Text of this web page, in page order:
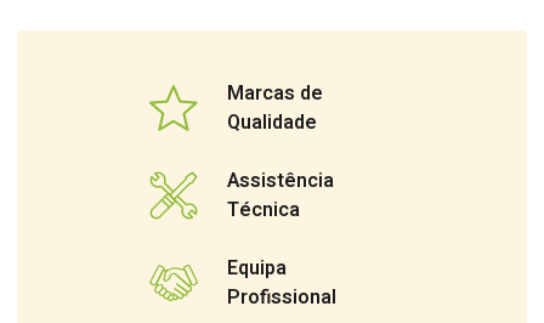
Marcas de
Qualidade
Assistência
Técnica
Equipa
Profissional